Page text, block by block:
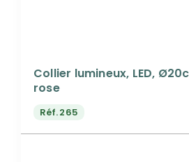
Collier lumineux, LED,
rose
Réf.265